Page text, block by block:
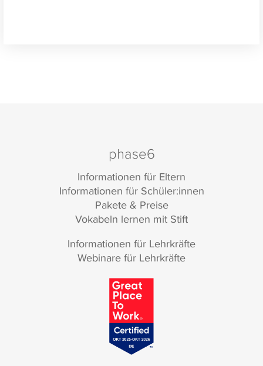
phase6
Informationen für Eltern
Informationen für Schüler:innen
Pakete & Preise
Vokabeln lernen mit Stift
Informationen für Lehrkräfte
Webinare für Lehrkräfte